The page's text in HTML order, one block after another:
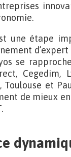
une étape
se
Cegedim,
et
de mieux